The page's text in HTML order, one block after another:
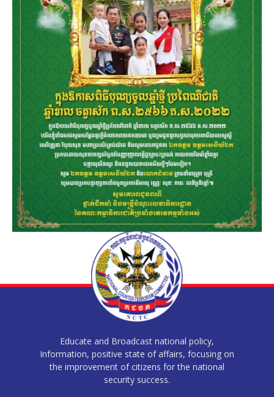
Educate and Broadcast national policy,
Information, positive state of affairs, focusing on
the improvement of citizens for the national
security success.